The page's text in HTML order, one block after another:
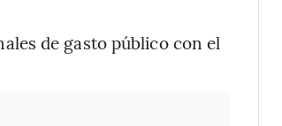
de gasto público con el